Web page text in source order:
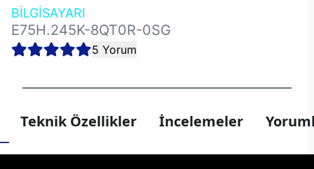
BİLGİSAYARI
E75H.245K-8QT0R-0SG
5 Yorum
Teknik Özellikler İncelemeler